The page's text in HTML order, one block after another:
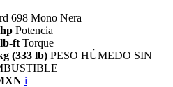
698 Mono Nera
Potencia
ft Torque
(333 lb) PESO HÚMEDO SIN
i